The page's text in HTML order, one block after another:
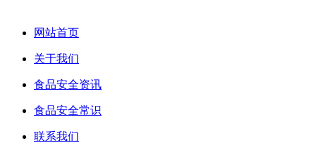
网站首页
关于我们
食品安全资讯
食品安全常识
联系我们